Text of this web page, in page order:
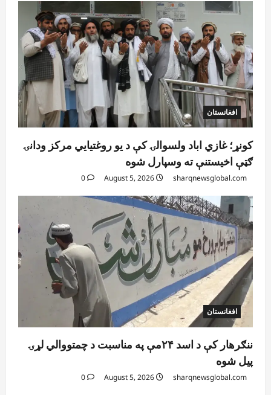
5
افغانستان
خلیلزاد: پاکستان له جدي اقتصادي، امنیتي او
سیاسي ستونزو سره مخ دی
sharqnewsglobal.com
0
افغانستان
کونړ؛ غازي اباد ولسوالۍ کې د یو روغتیايي مرکز ودانۍ
ګټې اخیستنې ته وسپارل شوه
sharqnewsglobal.com
0
افغانستان
ننګرهار کې د اسد ۲۴مې په مناسبت د چمتووالي لړۍ
پیل شوه
sharqnewsglobal.com
0